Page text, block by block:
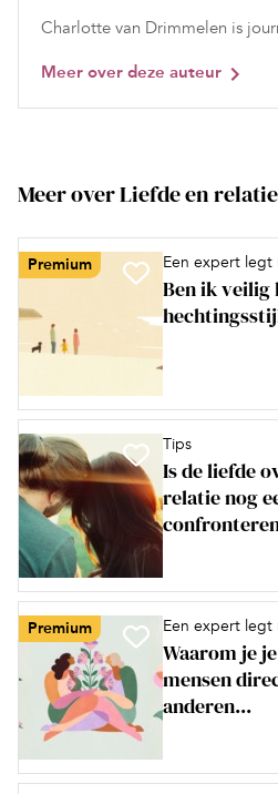
Charlotte van Drimmelen is
Meer over deze auteur
Meer over Liefde en
Premium Een expert legt
Ben ik veilig
Tips
Is de liefde
relatie nog
Premium Een expert legt
Waarom je
mensen
anderen...